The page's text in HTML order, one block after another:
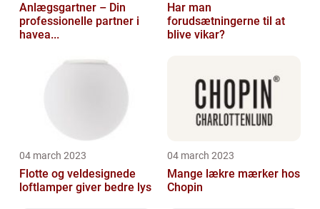
Anlægsgartner – Din
professionelle partner i
havea...
Har man
forudsætningerne til at
blive vikar?
04 march 2023
Flotte og veldesignede
loftlamper giver bedre lys
04 march 2023
Mange lækre mærker hos
Chopin